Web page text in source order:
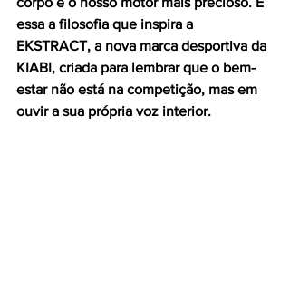
essa a filosofia que inspira a
EKSTRACT, a nova marca desportiva da
KIABI, criada para lembrar que o bem-
estar não está na competição, mas em
ouvir a sua própria voz interior.